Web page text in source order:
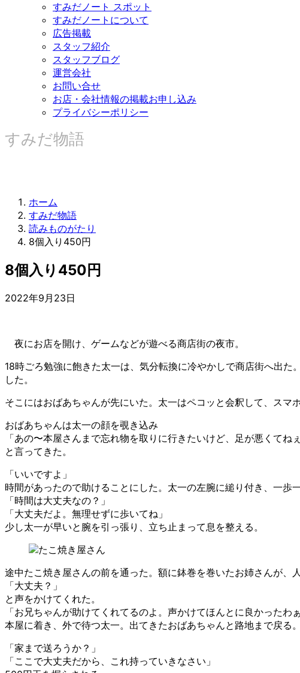
すみだノート スポット
すみだノートについて
広告掲載
スタッフ紹介
スタッフブログ
運営会社
お問い合せ
お店・会社情報の掲載お申し込み
プライバシーポリシー
すみだ物語
ホーム
すみだ物語
読みものがたり
8個入り450円
8個入り450円
2022年9月23日
夜にお店を開け、ゲームなどが遊べる商店街の夜市。
18時ごろ勉強に飽きた太一は、気分転換に冷やかしで商店街へ出
した。
そこにはおばあちゃんが先にいた。太一はペコッと会釈して、スマ
おばあちゃんは太一の顔を覗き込み
「あの〜本屋さんまで忘れ物を取りに行きたいけど、足が悪くてね
と言ってきた。
「いいですよ」
時間があったので助けることにした。太一の左腕に縋り付き、一歩
「時間は大丈夫なの？」
「大丈夫だよ。無理せずに歩いてね」
少し太一が早いと腕を引っ張り、立ち止まって息を整える。
途中たこ焼き屋さんの前を通った。額に鉢巻を巻いたお姉さんが、人
「大丈夫？」
と声をかけてくれた。
「お兄ちゃんが助けてくれてるのよ。声かけてほんとに良かったわぁ
本屋に着き、外で待つ太一。出てきたおばあちゃんと路地まで戻る。
「家まで送ろうか？」
「ここで大丈夫だから、これ持っていきなさい」